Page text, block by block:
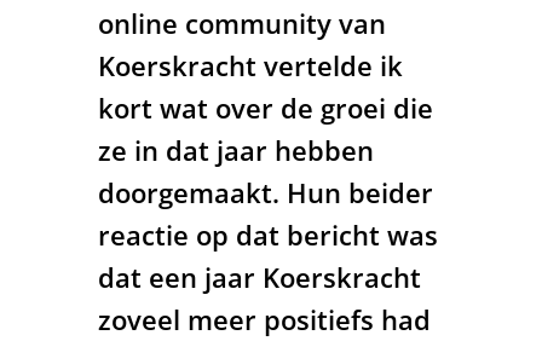
online community van
Koerskracht vertelde ik
kort wat over de groei die
ze in dat jaar hebben
doorgemaakt. Hun beider
reactie op dat bericht was
dat een jaar Koerskracht
zoveel meer positiefs had